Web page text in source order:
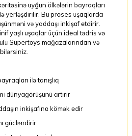
uyğun ölkələrin bayraqları
yerləşdirilir. Bu proses uşaqlarda
və yaddaşı inkişaf etdirir.
yaşlı uşaqlar üçün ideal tədris və
Supertoys mağazalarından və
ilə tanışlıq
dünyagörüşünü artırır
inkişafına kömək edir
gücləndirir